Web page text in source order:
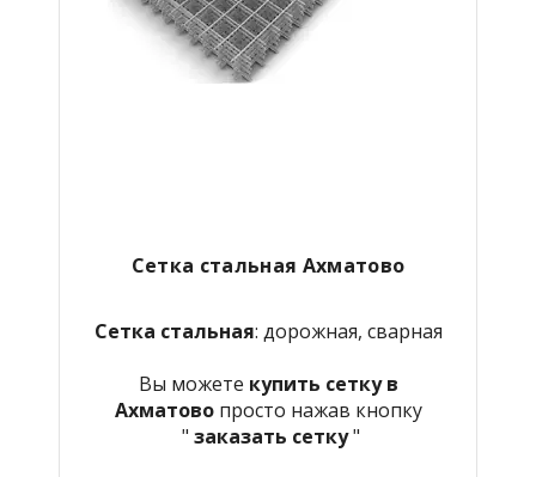
Сетка стальная Ахматово
Сетка стальная: дорожная, сварная
Вы можете купить сетку в
Ахматово просто нажав кнопку
" заказать сетку"